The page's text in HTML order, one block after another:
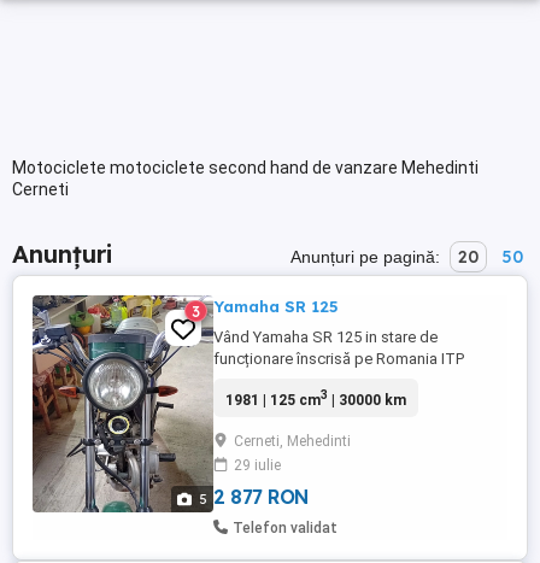
Motociclete motociclete second hand de vanzare Mehedinti
Cerneti
Anunțuri Anunțuri pe pagină: 20 50
5
3 Yamaha SR 125
Vând Yamaha SR 125 in stare de
funcționare înscrisă pe Romania ITP
pret 550 euro. telefon . S-au schimb cu
1981 | 125 cm3 | 30000 km
Cerneti, Mehedinti
29 iulie
2 877 RON
Telefon validat